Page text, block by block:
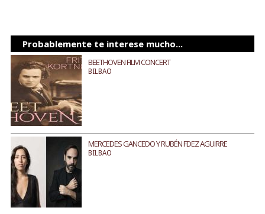
Probablemente te interese mucho...
BEETHOVEN FILM CONCERT
BILBAO
MERCEDES GANCEDO Y RUBÉN FDEZ AGUIRRE
BILBAO